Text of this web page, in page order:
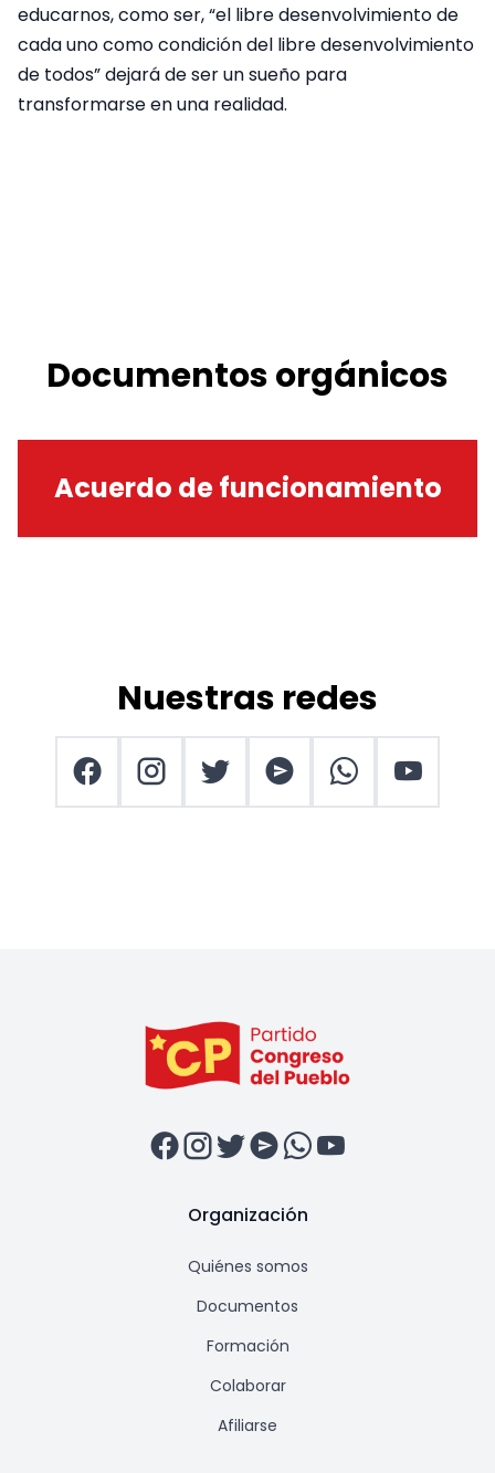
educarnos, como ser, “el libre desenvolvimiento de
cada uno como condición del libre desenvolvimiento
de todos” dejará de ser un sueño para
transformarse en una realidad.
Documentos orgánicos
Acuerdo de funcionamiento
Nuestras redes
Organización
Quiénes somos
Documentos
Formación
Colaborar
Afiliarse